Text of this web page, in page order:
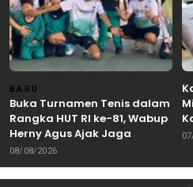
BARU
Buka Turnamen Tenis dalam
Rangka HUT RI ke-81, Wabup
Herny Agus Ajak Jaga
Kebersamaan dan
Sportivitas
08/08/2026